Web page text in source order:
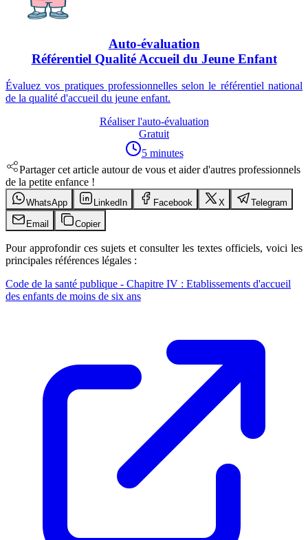
Auto-évaluation
Référentiel Qualité Accueil du Jeune Enfant
Évaluez vos pratiques professionnelles selon le référentiel national
de la qualité d'accueil du jeune enfant.
Réaliser l'auto-évaluation
Gratuit
5 minutes
Partager cet article autour de vous et aider d'autres professionnels
de la petite enfance !
WhatsApp LinkedIn Facebook X Telegram
Email Copier
Pour approfondir ces sujets et consulter les textes officiels, voici les
principales références légales :
Code de la santé publique - Chapitre IV : Etablissements d'accueil
des enfants de moins de six ans